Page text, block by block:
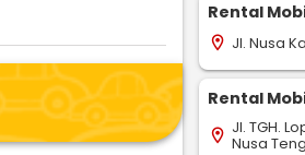
Rental
location_on Jl. Nusa
Rental
location_on Jl. TGH.
Nusa